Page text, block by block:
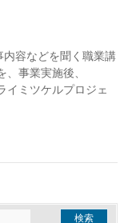
容などを聞く職業講
事業実施後、
イミツケルプロジェ